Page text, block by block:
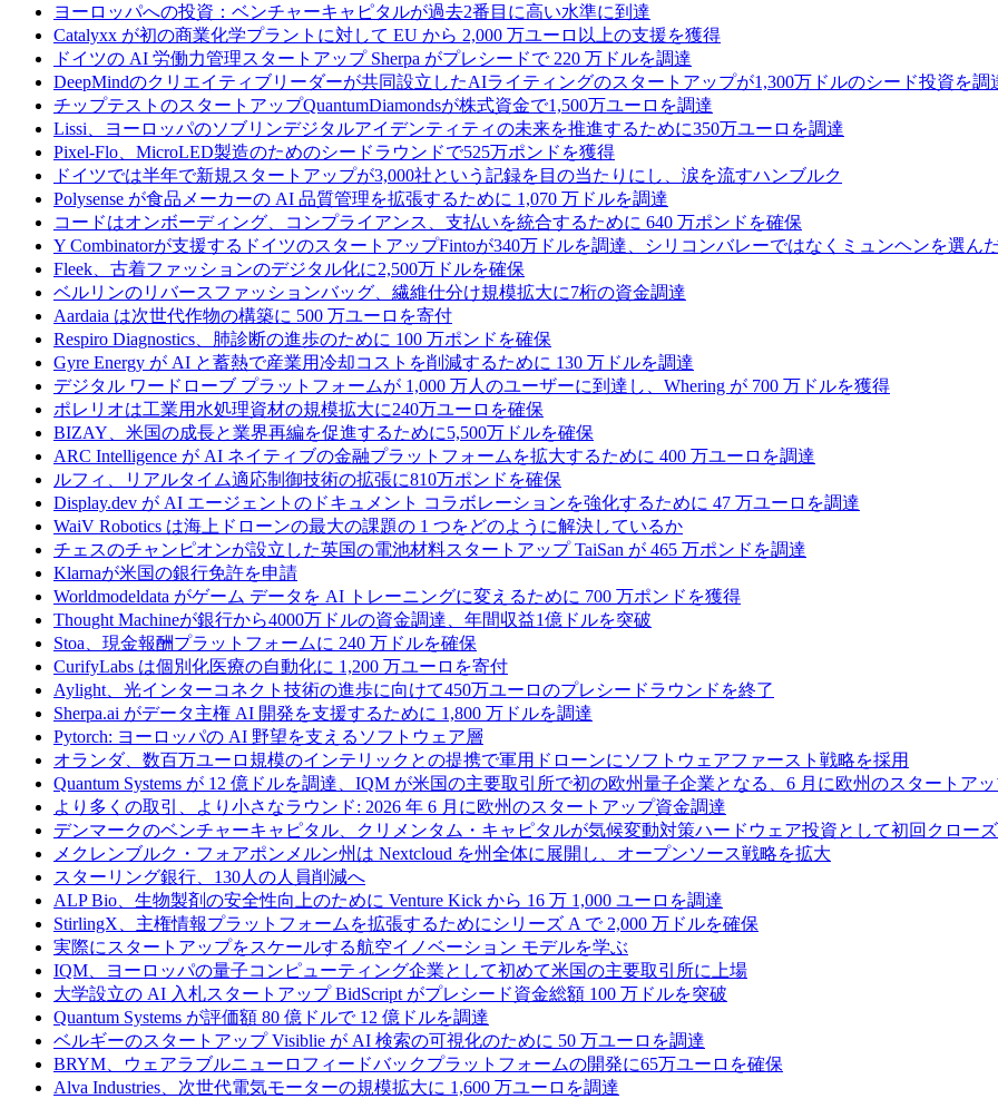
ヨーロッパへの投資：ベンチャーキャピタルが過去2番目に高い水準に到達
Catalyxx が初の商業化学プラントに対して EU から 2,000 万ユーロ以上の支援を獲得
ドイツの AI 労働力管理スタートアップ Sherpa がプレシードで 220 万ドルを調達
DeepMindのクリエイティブリーダーが共同設立したAIライティングのスタートアップが1,300万ドルのシード投資を調
チップテストのスタートアップQuantumDiamondsが株式資金で1,500万ユーロを調達
Lissi、ヨーロッパのソブリンデジタルアイデンティティの未来を推進するために350万ユーロを調達
Pixel-Flo、MicroLED製造のためのシードラウンドで525万ポンドを獲得
ドイツでは半年で新規スタートアップが3,000社という記録を目の当たりにし、涙を流すハンブルク
Polysense が食品メーカーの AI 品質管理を拡張するために 1,070 万ドルを調達
コードはオンボーディング、コンプライアンス、支払いを統合するために 640 万ポンドを確保
Y Combinatorが支援するドイツのスタートアップFintoが340万ドルを調達、シリコンバレーではなくミュンヘンを選ん
Fleek、古着ファッションのデジタル化に2,500万ドルを確保
ベルリンのリバースファッションバッグ、繊維仕分け規模拡大に7桁の資金調達
Aardaia は次世代作物の構築に 500 万ユーロを寄付
Respiro Diagnostics、肺診断の進歩のために 100 万ポンドを確保
Gyre Energy が AI と蓄熱で産業用冷却コストを削減するために 130 万ドルを調達
デジタル ワードローブ プラットフォームが 1,000 万人のユーザーに到達し、Whering が 700 万ドルを獲得
ポレリオは工業用水処理資材の規模拡大に240万ユーロを確保
BIZAY、米国の成長と業界再編を促進するために5,500万ドルを確保
ARC Intelligence が AI ネイティブの金融プラットフォームを拡大するために 400 万ユーロを調達
ルフィ、リアルタイム適応制御技術の拡張に810万ポンドを確保
Display.dev が AI エージェントのドキュメント コラボレーションを強化するために 47 万ユーロを調達
WaiV Robotics は海上ドローンの最大の課題の 1 つをどのように解決しているか
チェスのチャンピオンが設立した英国の電池材料スタートアップ TaiSan が 465 万ポンドを調達
Klarnaが米国の銀行免許を申請
Worldmodeldata がゲーム データを AI トレーニングに変えるために 700 万ポンドを獲得
Thought Machineが銀行から4000万ドルの資金調達、年間収益1億ドルを突破
Stoa、現金報酬プラットフォームに 240 万ドルを確保
CurifyLabs は個別化医療の自動化に 1,200 万ユーロを寄付
Aylight、光インターコネクト技術の進歩に向けて450万ユーロのプレシードラウンドを終了
Sherpa.ai がデータ主権 AI 開発を支援するために 1,800 万ドルを調達
Pytorch: ヨーロッパの AI 野望を支えるソフトウェア層
オランダ、数百万ユーロ規模のインテリックとの提携で軍用ドローンにソフトウェアファースト戦略を採用
Quantum Systems が 12 億ドルを調達、IQM が米国の主要取引所で初の欧州量子企業となる、6 月に欧州のスタートア
より多くの取引、より小さなラウンド: 2026 年 6 月に欧州のスタートアップ資金調達
デンマークのベンチャーキャピタル、クリメンタム・キャピタルが気候変動対策ハードウェア投資として初回クロー
メクレンブルク・フォアポンメルン州は Nextcloud を州全体に展開し、オープンソース戦略を拡大
スターリング銀行、130人の人員削減へ
ALP Bio、生物製剤の安全性向上のために Venture Kick から 16 万 1,000 ユーロを調達
StirlingX、主権情報プラットフォームを拡張するためにシリーズ A で 2,000 万ドルを確保
実際にスタートアップをスケールする航空イノベーション モデルを学ぶ
IQM、ヨーロッパの量子コンピューティング企業として初めて米国の主要取引所に上場
大学設立の AI 入札スタートアップ BidScript がプレシード資金総額 100 万ドルを突破
Quantum Systems が評価額 80 億ドルで 12 億ドルを調達
ベルギーのスタートアップ Visiblie が AI 検索の可視化のために 50 万ユーロを調達
BRYM、ウェアラブルニューロフィードバックプラットフォームの開発に65万ユーロを確保
Alva Industries、次世代電気モーターの規模拡大に 1,600 万ユーロを調達